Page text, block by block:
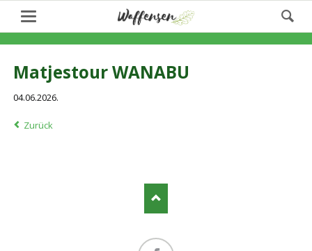
Matjestour WANABU
04.06.2026.
Zurück